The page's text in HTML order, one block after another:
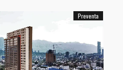
Preventa